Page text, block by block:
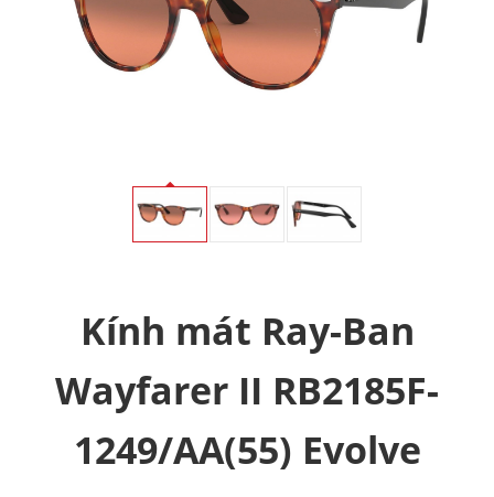
Kính mát Ray-Ban
Wayfarer II RB2185F-
1249/AA(55) Evolve